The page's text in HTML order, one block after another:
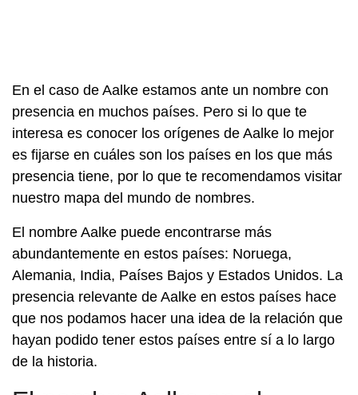
En el caso de Aalke estamos ante un nombre con
presencia en muchos países. Pero si lo que te
interesa es conocer los orígenes de Aalke lo mejor
es fijarse en cuáles son los países en los que más
presencia tiene, por lo que te recomendamos visitar
nuestro mapa del mundo de nombres.
El nombre Aalke puede encontrarse más
abundantemente en estos países: Noruega,
Alemania, India, Países Bajos y Estados Unidos. La
presencia relevante de Aalke en estos países hace
que nos podamos hacer una idea de la relación que
hayan podido tener estos países entre sí a lo largo
de la historia.